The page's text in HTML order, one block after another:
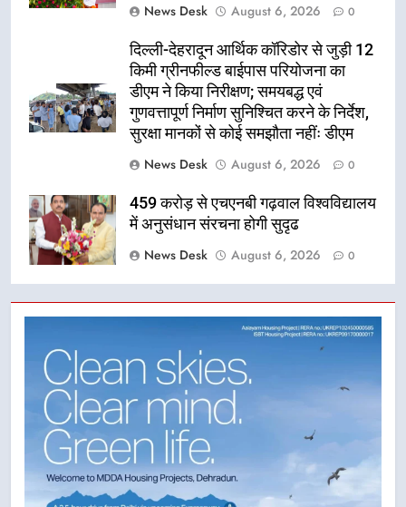
News Desk August 6, 2026 0
दिल्ली-देहरादून आर्थिक कॉरिडोर से जुड़ी 12
किमी ग्रीनफील्ड बाईपास परियोजना का
डीएम ने किया निरीक्षण; समयबद्ध एवं
गुणवत्तापूर्ण निर्माण सुनिश्चित करने के निर्देश,
सुरक्षा मानकों से कोई समझौता नहींः डीएम
News Desk
August 6, 2026 0
459 करोड़ से एचएनबी गढ़वाल विश्वविद्यालय
में अनुसंधान संरचना होगी सुदृढ
News Desk
August 6, 2026 0